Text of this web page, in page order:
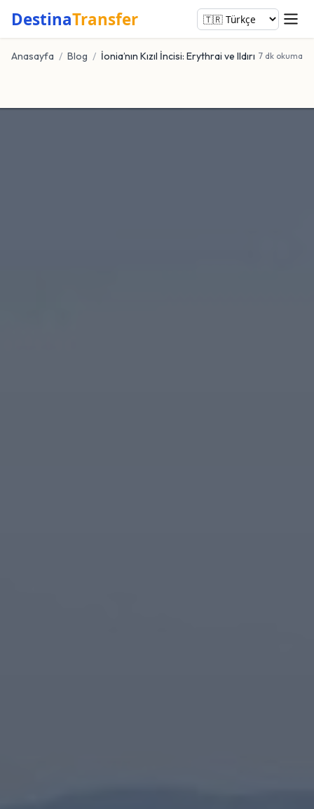
DestinaTransfer
Anasayfa / Blog / İonia’nın Kızıl İncisi: Erythrai ve Ildırı 7 dk okuma